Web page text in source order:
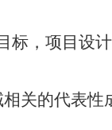
标，项目设
关的代表